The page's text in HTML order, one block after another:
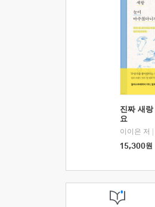
진짜 새
요
이이은 저
15,300원